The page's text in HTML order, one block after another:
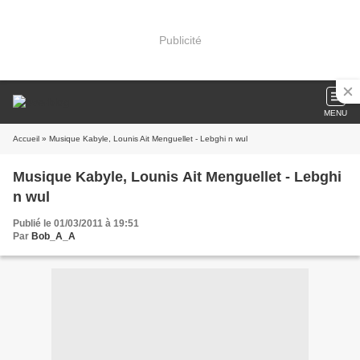
Publicité
MENU
Accueil » Musique Kabyle, Lounis Ait Menguellet - Lebghi n wul
Musique Kabyle, Lounis Ait Menguellet - Lebghi
n wul
Publié le 01/03/2011 à 19:51
Par Bob_A_A